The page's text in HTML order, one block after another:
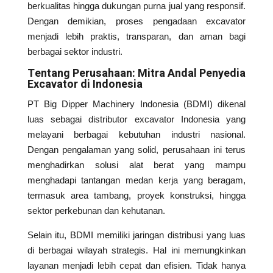
berkualitas hingga dukungan purna jual yang responsif.
Dengan demikian, proses pengadaan excavator
menjadi lebih praktis, transparan, dan aman bagi
berbagai sektor industri.
Tentang Perusahaan: Mitra Andal Penyedia
Excavator di Indonesia
PT Big Dipper Machinery Indonesia (BDMI) dikenal
luas sebagai distributor excavator Indonesia yang
melayani berbagai kebutuhan industri nasional.
Dengan pengalaman yang solid, perusahaan ini terus
menghadirkan solusi alat berat yang mampu
menghadapi tantangan medan kerja yang beragam,
termasuk area tambang, proyek konstruksi, hingga
sektor perkebunan dan kehutanan.
Selain itu, BDMI memiliki jaringan distribusi yang luas
di berbagai wilayah strategis. Hal ini memungkinkan
layanan menjadi lebih cepat dan efisien. Tidak hanya